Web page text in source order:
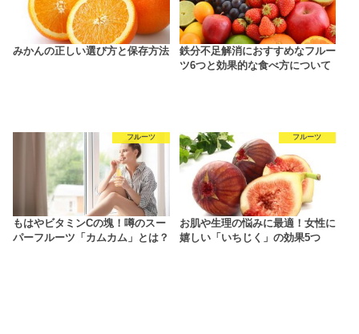
みかんの正しい選び方と保存方法
鉄分不足解消におすすめなフルー
ツ6つと効果的な食べ方について
フルーツ
もはやビタミンCの塊！噂のスー
パーフルーツ「カムカム」とは？
フルーツ
お肌や生理の悩みに最適！女性に
嬉しい「いちじく」の効果5つ